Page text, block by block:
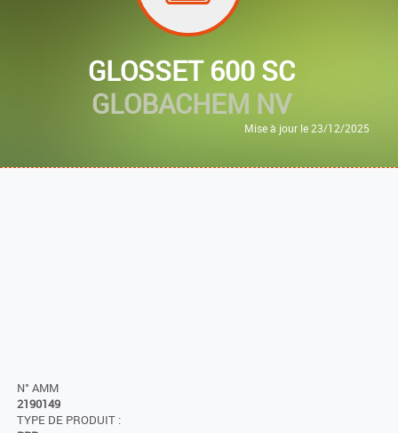
GLOSSET 600 SC
GLOBACHEM NV
Mise à jour le 23/12/2025
N° AMM
2190149
TYPE DE PRODUIT :